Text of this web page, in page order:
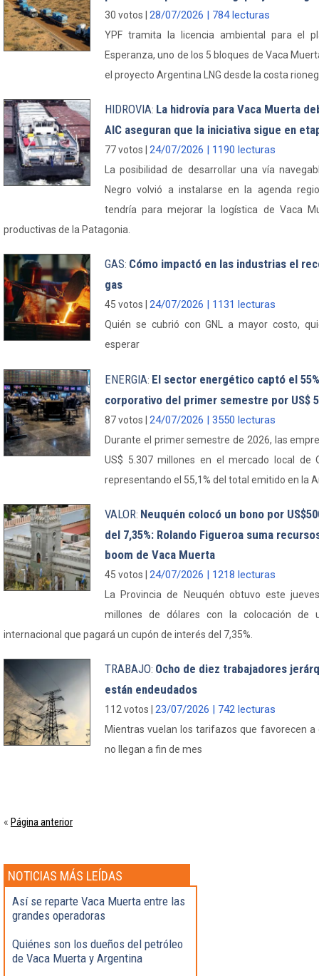
30 votos | 28/07/2026 | 784 lecturas
YPF tramita la licencia ambiental para el
Esperanza, uno de los 5 bloques de Vaca
el proyecto Argentina LNG desde la costa
HIDROVIA: La hidrovía para Vaca Muerta
AIC aseguran que la iniciativa sigue en
77 votos | 24/07/2026 | 1190 lecturas
La posibilidad de desarrollar una vía
Negro volvió a instalarse en la agenda
tendría para mejorar la logística de Vaca
productivas de la Patagonia.
GAS: Cómo impactó en las industrias el
gas
45 votos | 24/07/2026 | 1131 lecturas
Quién se cubrió con GNL a mayor costo,
esperar
ENERGIA: El sector energético captó el
corporativo del primer semestre por US$
87 votos | 24/07/2026 | 3550 lecturas
Durante el primer semestre de 2026, las
US$ 5.307 millones en el mercado local de
representando el 55,1% del total emitido en la
VALOR: Neuquén colocó un bono por
del 7,35%: Rolando Figueroa suma
boom de Vaca Muerta
45 votos | 24/07/2026 | 1218 lecturas
La Provincia de Neuquén obtuvo este
millones de dólares con la colocación de
internacional que pagará un cupón de interés del 7,35%.
TRABAJO: Ocho de diez trabajadores
están endeudados
112 votos | 23/07/2026 | 742 lecturas
Mientras vuelan los tarifazos que favorecen a
no llegan a fin de mes
« Página anterior
NOTICIAS MÁS LEÍDAS
Así se reparte Vaca Muerta entre las
grandes operadoras
Quiénes son los dueños del petróleo
de Vaca Muerta y Argentina